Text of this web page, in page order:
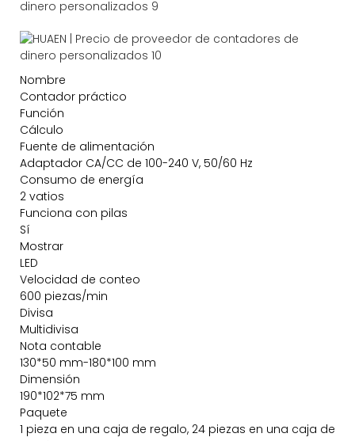
Nombre
Contador práctico
Función
Cálculo
Fuente de alimentación
Adaptador CA/CC de 100-240 V, 50/60 Hz
Consumo de energía
2 vatios
Funciona con pilas
Sí
Mostrar
LED
Velocidad de conteo
600 piezas/min
Divisa
Multidivisa
Nota contable
130*50 mm-180*100 mm
Dimensión
190*102*75 mm
Paquete
1 pieza en una caja de regalo, 24 piezas en una caja de